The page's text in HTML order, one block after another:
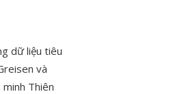
dữ liệu tiêu
và
Thiên